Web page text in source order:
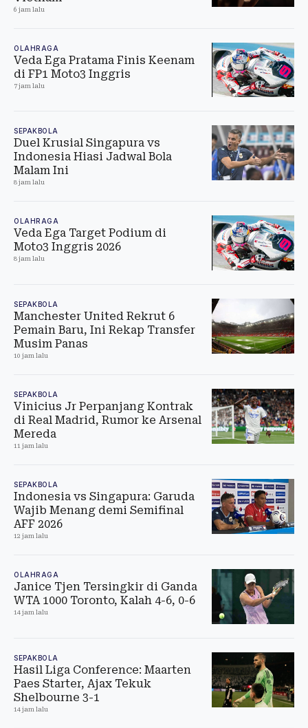
6 jam lalu
OLAHRAGA
Veda Ega Pratama Finis Keenam
di FP1 Moto3 Inggris
7 jam lalu
SEPAKBOLA
Duel Krusial Singapura vs
Indonesia Hiasi Jadwal Bola
Malam Ini
8 jam lalu
OLAHRAGA
Veda Ega Target Podium di
Moto3 Inggris 2026
8 jam lalu
SEPAKBOLA
Manchester United Rekrut 6
Pemain Baru, Ini Rekap Transfer
Musim Panas
10 jam lalu
SEPAKBOLA
Vinicius Jr Perpanjang Kontrak
di Real Madrid, Rumor ke Arsenal
Mereda
11 jam lalu
SEPAKBOLA
Indonesia vs Singapura: Garuda
Wajib Menang demi Semifinal
AFF 2026
12 jam lalu
OLAHRAGA
Janice Tjen Tersingkir di Ganda
WTA 1000 Toronto, Kalah 4-6, 0-6
14 jam lalu
SEPAKBOLA
Hasil Liga Conference: Maarten
Paes Starter, Ajax Tekuk
Shelbourne 3-1
14 jam lalu